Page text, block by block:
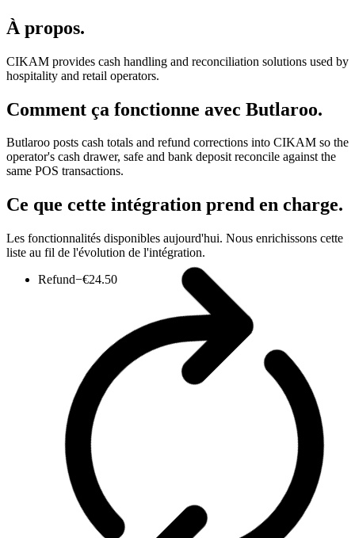
À propos.
CIKAM provides cash handling and reconciliation solutions used by
hospitality and retail operators.
Comment ça fonctionne avec Butlaroo.
Butlaroo posts cash totals and refund corrections into CIKAM so the
operator's cash drawer, safe and bank deposit reconcile against the
same POS transactions.
Ce que cette intégration prend en charge.
Les fonctionnalités disponibles aujourd'hui. Nous enrichissons cette
liste au fil de l'évolution de l'intégration.
Refund−€24.50